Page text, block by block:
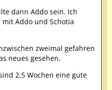
dann Addo sein. Ich
Addo und Schotia
zweimal gefahren
neues gesehen.
2,5 Wochen eine gute